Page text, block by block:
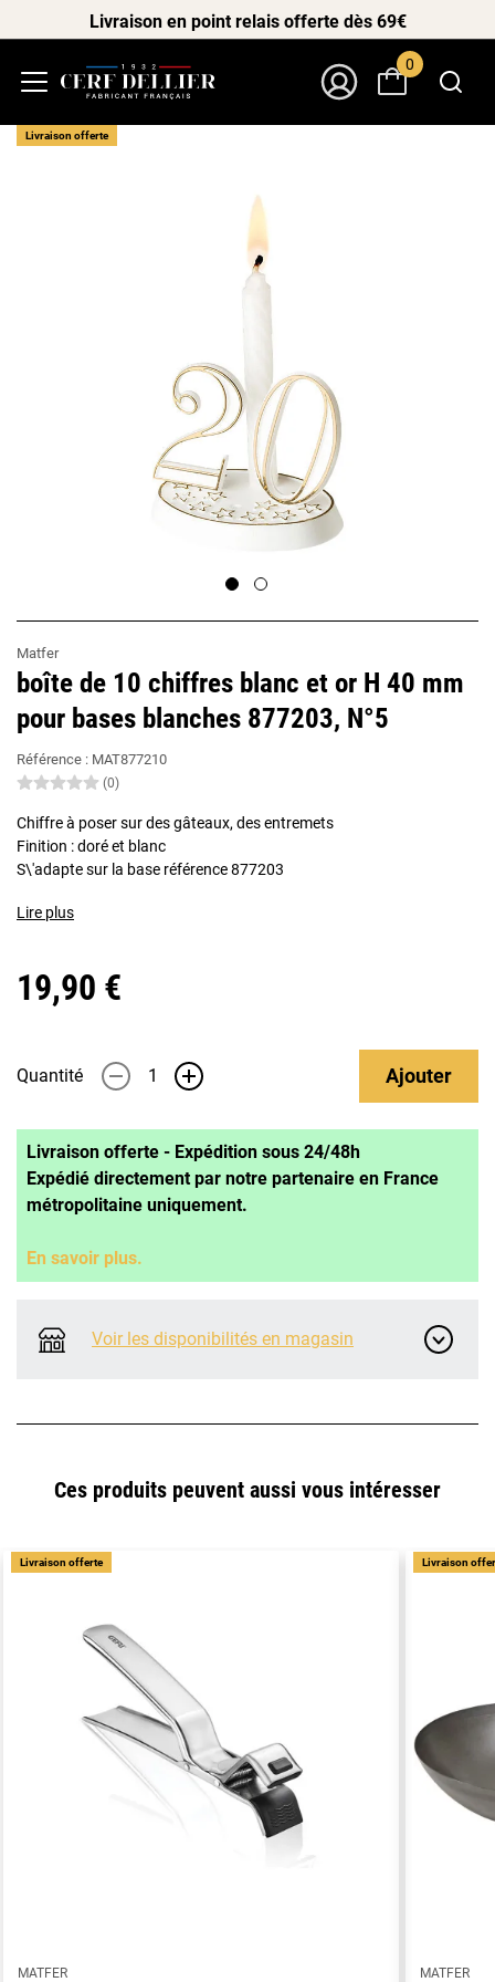
Livraison en point relais offerte dès 69€
0
Matfer
boîte de 10 chiffres blanc et or H 40 mm
pour bases blanches 877203, N°5
Référence : MAT877210
(0)
Chiffre à poser sur des gâteaux, des entremets
Finition : doré et blanc
S\'adapte sur la base référence 877203
Lire plus
19,90 €
Quantité - + Ajouter
Livraison offerte - Expédition sous 24/48h
Expédié directement par notre partenaire en France
métropolitaine uniquement.
En savoir plus.
Voir les disponibilités en magasin
Livraison offerte
Ces produits peuvent aussi vous intéresser
MATFER
Livraison offerte
MATFER
Livraison